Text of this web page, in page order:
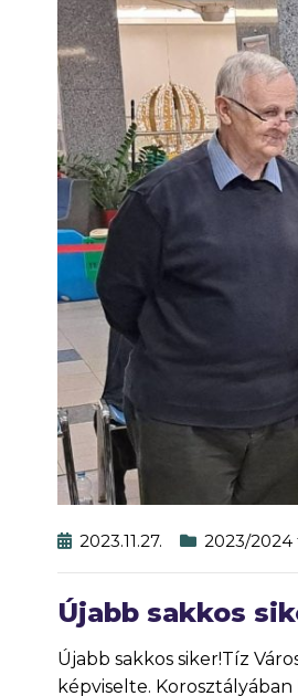
2023.11.27. 2023/2024
Újabb sakkos
Újabb sakkos siker!Tíz
képviselte.